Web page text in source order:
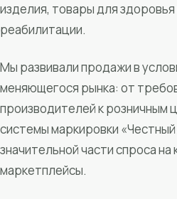
изделия, товары для
реабилитации.
Мы развивали продажи в
меняющегося рынка: от
производителей к розничным
системы маркировки
значительной части спроса
маркетплейсы.